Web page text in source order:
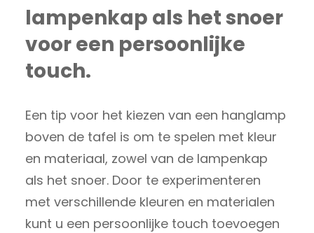
lampenkap als het snoer
voor een persoonlijke
touch.
Een tip voor het kiezen van een hanglamp
boven de tafel is om te spelen met kleur
en materiaal, zowel van de lampenkap
als het snoer. Door te experimenteren
met verschillende kleuren en materialen
kunt u een persoonlijke touch toevoegen